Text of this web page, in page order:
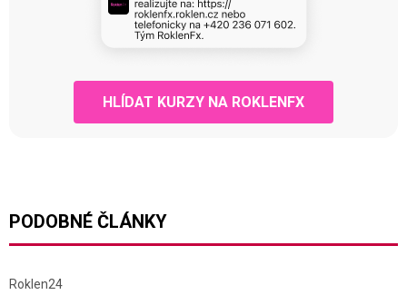
HLÍDAT KURZY NA ROKLENFX
PODOBNÉ ČLÁNKY
Roklen24